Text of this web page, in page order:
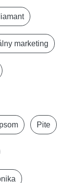
marketing
Pite